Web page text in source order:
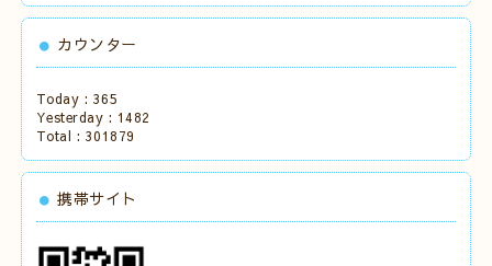
カウンター
Today : 365
Yesterday : 1482
Total : 301879
携帯サイト